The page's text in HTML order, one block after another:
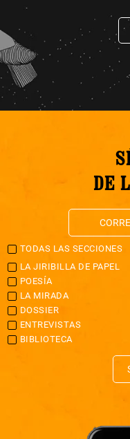
DE
TODAS LAS SECCIONES
LA JIRIBILLA DE PAPEL
POESÍA
LA MIRADA
DOSSIER
ENTREVISTAS
BIBLIOTECA